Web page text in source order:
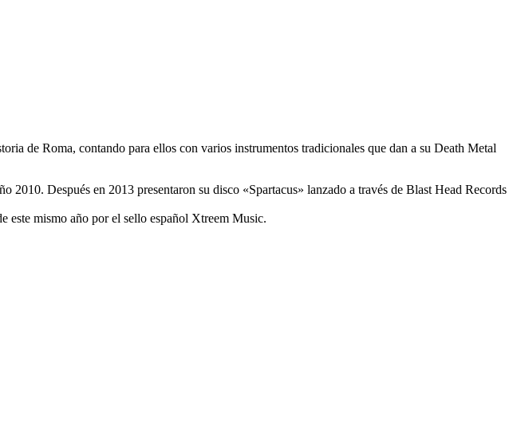
de Roma, contando para ellos con varios instrumentos tradicionales que dan a su Death Metal
Después en 2013 presentaron su disco «Spartacus» lanzado a través de Blast Head Records
este mismo año por el sello español Xtreem Music.